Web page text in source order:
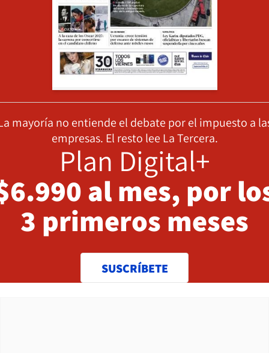
mayoría no entiende el debate por el impuesto a
empresas. El resto lee La Tercera.
Plan Digital+
al mes, por
3 primeros meses
SUSCRÍBETE